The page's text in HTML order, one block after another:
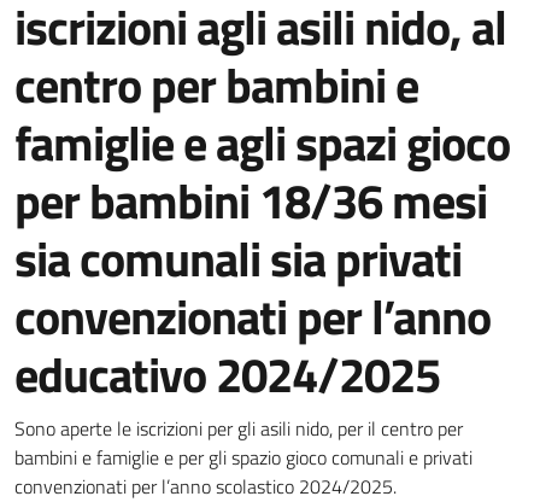
iscrizioni agli asili nido, al
centro per bambini e
famiglie e agli spazi gioco
per bambini 18/36 mesi
sia comunali sia privati
convenzionati per l’anno
educativo 2024/2025
Dettagli della notizia
Sono aperte le iscrizioni per gli asili nido, per il centro per
bambini e famiglie e per gli spazio gioco comunali e privati
convenzionati per l’anno scolastico 2024/2025.